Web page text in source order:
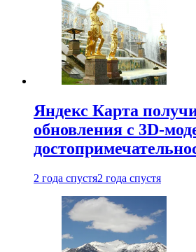
Яндекс Карта
обновления с 3D-
2 года спустя2 года спустя